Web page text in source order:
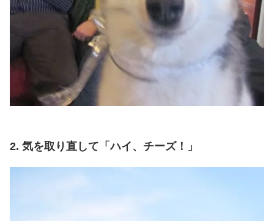
2. 気を取り直して「ハイ、チーズ！」